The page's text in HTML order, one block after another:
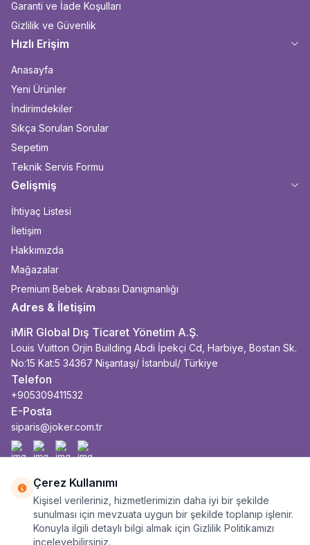
Garanti ve İade Koşulları
Gizlilik ve Güvenlik
Hızlı Erişim
Anasayfa
Yeni Ürünler
İndirimdekiler
Sıkça Sorulan Sorular
Sepetim
Teknik Servis Formu
Gelişmiş
İhtiyaç Listesi
İletişim
Hakkımızda
Mağazalar
Premium Bebek Arabası Danışmanlığı
Adres & İletişim
iMiR Global Dış Ticaret Yönetim A.Ş.
Louis Vuitton Orjin Building Abdi İpekçi Cd, Harbiye, Bostan Sk.
No:15 Kat:5 34367 Nişantaşı/ İstanbul/ Türkiye
Telefon
+905309411532
E-Posta
siparis@joker.com.tr
Facebook
İnstagram
YoutubeLinkedin
Çerez Kullanımı
Kişisel verileriniz, hizmetlerimizin daha iyi bir şekilde
sunulması için mevzuata uygun bir şekilde toplanıp işlenir.
Konuyla ilgili detaylı bilgi almak için Gizlilik Politikamızı
inceleyebilirsiniz.